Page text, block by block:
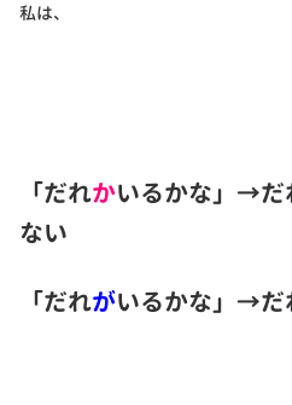
私は、
「だれかいるかな」→だ
ない
「だれがいるかな」→だ